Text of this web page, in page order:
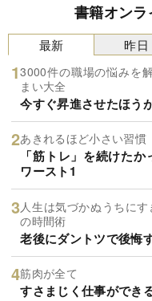
書籍オン
最新
3000件の職場の悩みを
まい大全
今すぐ昇進させたほう
あきれるほど小さい習慣
「筋トレ」を続けた
ワースト1
人生は気づかぬうちに
の時間術
老後にダントツで後悔
筋肉が全て
すさまじく仕事ができ
昨日